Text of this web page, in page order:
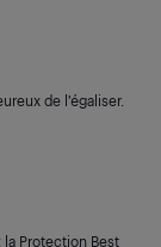
de l’égaliser.
la Protection Best